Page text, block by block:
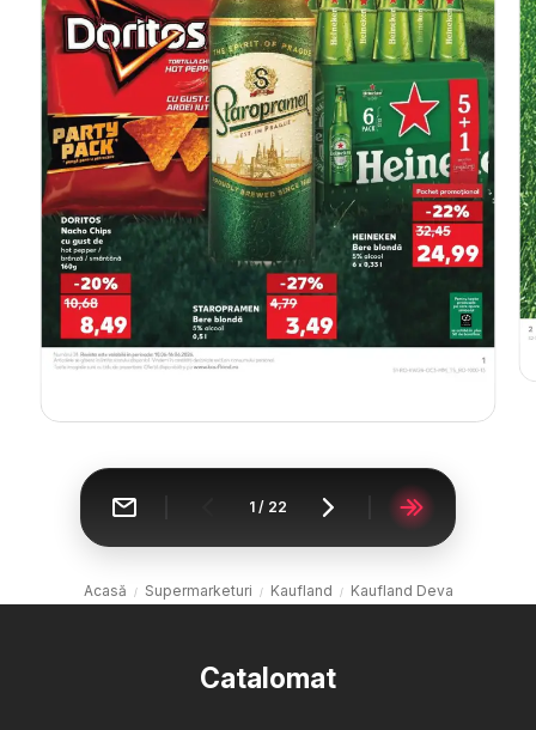
1 / 22
Acasă Supermarketuri Kaufland Kaufland Deva
Catalomat